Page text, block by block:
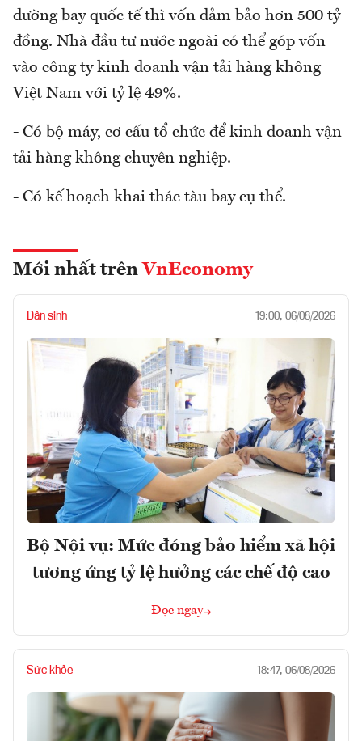
đường bay quốc tế thì vốn đảm bảo hơn 500 tỷ
đồng. Nhà đầu tư nước ngoài có thể góp vốn
vào công ty kinh doanh vận tải hàng không
Việt Nam với tỷ lệ 49%.
- Có bộ máy, cơ cấu tổ chức để kinh doanh vận
tải hàng không chuyên nghiệp.
- Có kế hoạch khai thác tàu bay cụ thể.
Mới nhất trên VnEconomy
Dân sinh 19:00, 06/08/2026
Bộ Nội vụ: Mức đóng bảo hiểm xã hội
tương ứng tỷ lệ hưởng các chế độ cao
Đọc ngay
Sức khỏe 18:47, 06/08/2026